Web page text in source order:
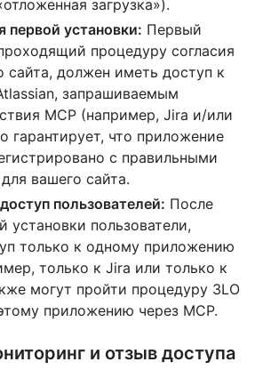
загрузка»).
первой установки: Первый
процедуру согласия
сайта, должен иметь доступ к
запрашиваемым
MCP (например, Jira и/или
гарантирует, что приложение
с правильными
вашего сайта.
пользователей: После
установки пользователи,
только к одному приложению
только к Jira или только к
могут пройти процедуру 3LO
приложению через MCP.
и отзыв доступа